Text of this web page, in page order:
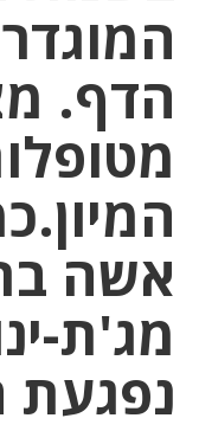
הדף.
מג'ת-
נפגעת